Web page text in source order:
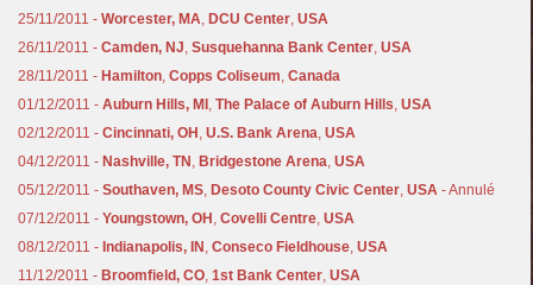
25/11/2011 -Worcester, MA, DCU Center,USA
26/11/2011 -Camden, NJ,Susquehanna Bank Center,USA
28/11/2011 - Hamilton,Copps Coliseum,Canada
01/12/2011 -Auburn Hills, MI ,The Palace of Auburn Hills,USA
02/12/2011 -Cincinnati, OH ,U.S. Bank Arena,USA
04/12/2011 - Nashville, TN , Bridgestone Arena,USA
05/12/2011 -Southaven, MS, Desoto County Civic Center,USA - Annulé
07/12/2011 -Youngstown, OH ,Covelli Centre,USA
08/12/2011 - Indianapolis, IN ,Conseco Fieldhouse,USA
11/12/2011 - Broomfield, CO,1st Bank Center,USA